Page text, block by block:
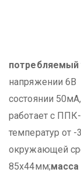
потребляемый
напряжении 6В
состоянии 50мА,
работает с
температур от -
окружающей
85х44мм;масса